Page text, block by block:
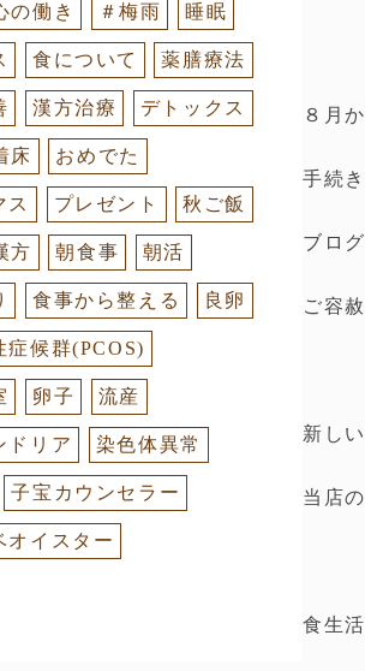
８月
手続
ブロ
ご容
新し
当店
食生
の働き ＃梅雨 睡眠
食について 薬膳療法
漢方治療 デトックス
床 おめでた
ス プレゼント 秋ご飯
方 朝食事 朝活
食事から整える 良卵
症候群(PCOS)
卵子 流産
ドリア 染色体異常
子宝カウンセラー
オイスター